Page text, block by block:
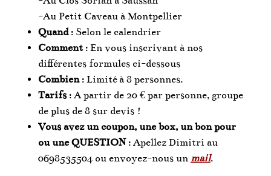
-Au Petit Caveau à Montpellier
Quand: Selon le calendrier
Comment: En vous inscrivant à nos
différentes formules ci-dessous
Combien: Limité à 8 personnes.
Tarifs: A partir de 20 € par personne, groupe
de plus de 8 sur devis !
Vous avez un coupon, une box, un bon pour
ou une QUESTION: Apellez Dimitri au
0698535504 ou envoyez-nous un mail.